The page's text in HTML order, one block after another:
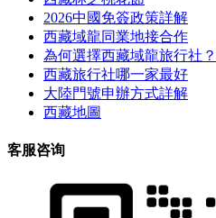
2026中國免簽政策詳解
西藏域龍同業地接合作
為何選擇西藏域龍旅行社？
西藏旅行社哪一家最好
大陸門號申辦方式詳解
西藏地圖
客服咨询